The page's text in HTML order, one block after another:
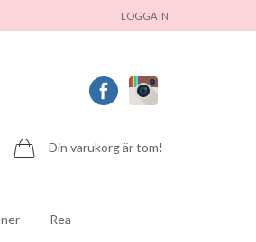
LOGGA IN
Din varukorg är tom!
Rea